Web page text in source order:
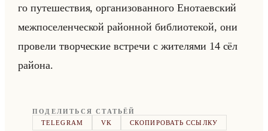
го пу­те­ше­ствия, ор­га­ни­зо­ван­но­го Ено­та­ев­ский
меж­по­се­лен­че­ской район­ной биб­лио­те­кой, они
про­ве­ли твор­че­ские встре­чи с жи­те­ля­ми 14 сёл
райо­на.
ПОДЕЛИТЬСЯ СТАТЬЁЙ
TELEGRAM
VK СКОПИРОВАТЬ ССЫЛКУ